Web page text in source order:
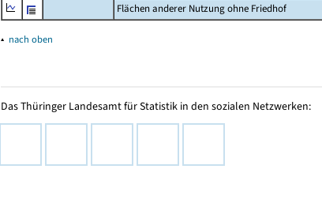
Flächen anderer Nutzung ohne Friedhof
▴ nach oben
Das Thüringer Landesamt für Statistik in den sozialen Netzwerken: